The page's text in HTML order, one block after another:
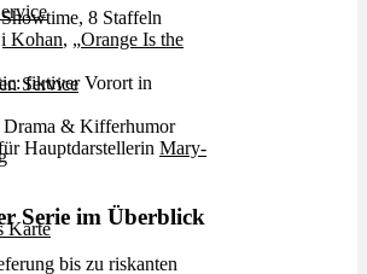
Service
Karte
8 Staffeln
Kohan, „Orange Is the
fiktiver Vorort in
Drama & Kifferhumor
Hauptdarstellerin Mary-
Serie im Überblick
bis zu riskanten